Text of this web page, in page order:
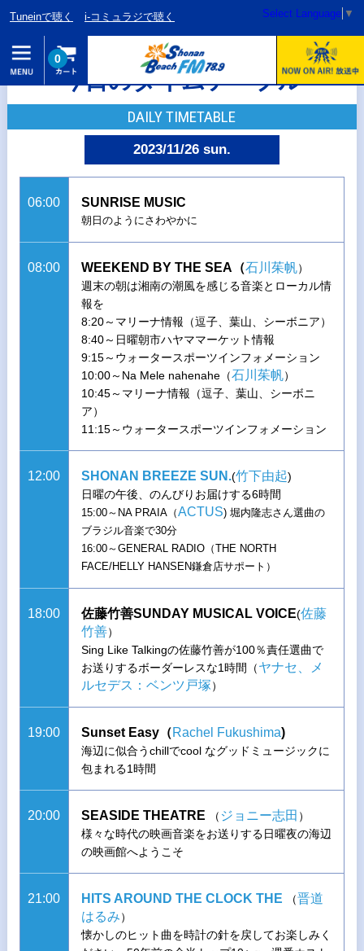
Tuneinで聴く i-コミュラジで聴く Select Language ▼
0
今日のタイムテーブル
DAILY TIMETABLE
2023/11/26 sun.
06:00 SUNRISE MUSIC
朝日のようにさわやかに
08:00 WEEKEND BY THE SEA（石川茱帆）
週末の朝は湘南の潮風を感じる音楽とローカル情
報を
8:20～マリーナ情報（逗子、葉山、シーボニア）
8:40～日曜朝市ハヤママーケット情報
9:15～ウォータースポーツインフォメーション
10:00～Na Mele nahenahe（石川茱帆）
10:45～マリーナ情報（逗子、葉山、シーボニ
ア）
11:15～ウォータースポーツインフォメーション
12:00 SHONAN BREEZE SUN.(竹下由起)
日曜の午後、のんびりお届けする6時間
15:00～NA PRAIA（ACTUS) 堀内隆志さん選曲の
ブラジル音楽で30分
16:00～GENERAL RADIO（THE NORTH
FACE/HELLY HANSEN鎌倉店サポート）
18:00 佐藤竹善SUNDAY MUSICAL VOICE(佐藤
竹善）
Sing Like Talkingの佐藤竹善が100％責任選曲で
お送りするボーダーレスな1時間（ヤナセ、メ
ルセデス：ベンツ戸塚）
19:00 Sunset Easy（Rachel Fukushima)
海辺に似合うchillでcool なグッドミュージックに
包まれる1時間
20:00 SEASIDE THEATRE （ ジョニー志田 ）
様々な時代の映画音楽をお送りする日曜夜の海辺
の映画館へようこそ
21:00 HITS AROUND THE CLOCK THE （晋道
はるみ）
懐かしのヒット曲を時計の針を戻してお楽しみく